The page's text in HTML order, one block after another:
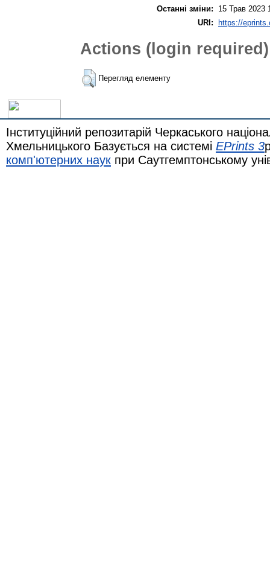
Останні зміни:
15 Трав 2023
URI: https://
Actions (login required)
Перегляд елементу
Інституційний репозитарій Черкаського
Хмельницького Базується на системі EPrints 3
комп'ютерних наук при Саутгемптонському